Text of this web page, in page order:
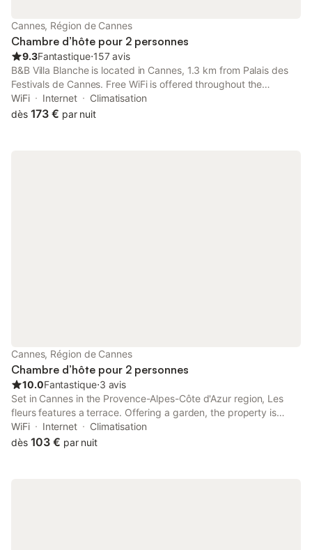
Cannes, Région de Cannes
Chambre d’hôte pour 2 personnes
9.3Fantastique⋅157 avis
B&B Villa Blanche is located in Cannes, 1.3 km from Palais des
Festivals de Cannes. Free WiFi is offered throughout the
property. Every room at this bed and breakfast is air
conditioned and comes with a flat-screen TV with satellite
WiFi Internet
Climatisation
dès 173 € par nuit
Cannes, Région de Cannes
Chambre d’hôte pour 2 personnes
10.0Fantastique⋅3 avis
Set in Cannes in the Provence-Alpes-Côte d'Azur region, Les
fleurs features a terrace. Offering a garden, the property is
located within 1.2 km of Palais des Festivals de Cannes. Free
WiFi is available throughout the property and Midi Beach is 1.
WiFi Internet
Climatisation
dès 103 € par nuit